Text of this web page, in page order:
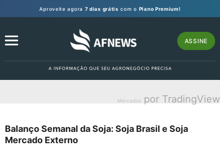
Aproveite agora 7 dias grátis com o Plano Premium!
ASSINE
Mercados por TradingView
Balanço Semanal da Soja: Soja Brasil e Soja
Mercado Externo